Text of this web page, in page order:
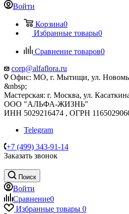
Войти
Корзина0
Избранные товары0
Сравнение товаров0
corp@alfaflora.ru
Офис: МО, г. Мытищи, ул.
&nbsp;
Мастерская: г. Москва, ул.
ООО "АЛЬФА-ЖИЗНЬ"
ИНН 5029216474 , ОГРН
Telegram
+7 (499) 343-91-14
Заказать звонок
Поиск
Войти
Сравнение0
Избранные товары 0